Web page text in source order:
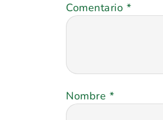
Comentario *
Nombre *